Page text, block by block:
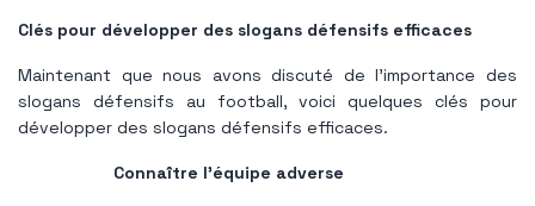
Clés pour développer des slogans défensifs efficaces
Maintenant que nous avons discuté de l’importance des
slogans défensifs au football, voici quelques clés pour
développer des slogans défensifs efficaces.
Connaître l'équipe adverse